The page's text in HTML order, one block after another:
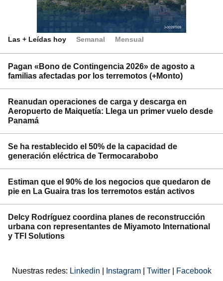
Las + Leídas hoy Semanal Mensual
Pagan «Bono de Contingencia 2026» de agosto a
familias afectadas por los terremotos (+Monto)
Reanudan operaciones de carga y descarga en
Aeropuerto de Maiquetía: Llega un primer vuelo desde
Panamá
Se ha restablecido el 50% de la capacidad de
generación eléctrica de Termocarabobo
Estiman que el 90% de los negocios que quedaron de
pie en La Guaira tras los terremotos están activos
Delcy Rodríguez coordina planes de reconstrucción
urbana con representantes de Miyamoto International
y TFI Solutions
Nuestras redes: Linkedin Instagram Twitter Facebook